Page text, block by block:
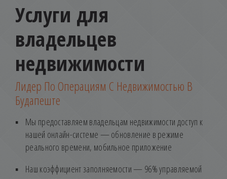
Услуги для
владельцев
недвижимости
Лидер По Операциям С Недвижимостью В
Будапеште
Мы предоставляем владельцам недвижимости доступ к
нашей онлайн-системе — обновление в режиме
реального времени, мобильное приложение
Наш коэффициент заполняемости — 96% управляемой